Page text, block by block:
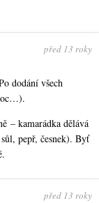
před 13 roky
dodání všech
– kamarádka dělává
pepř, česnek). Byť
před 13 roky